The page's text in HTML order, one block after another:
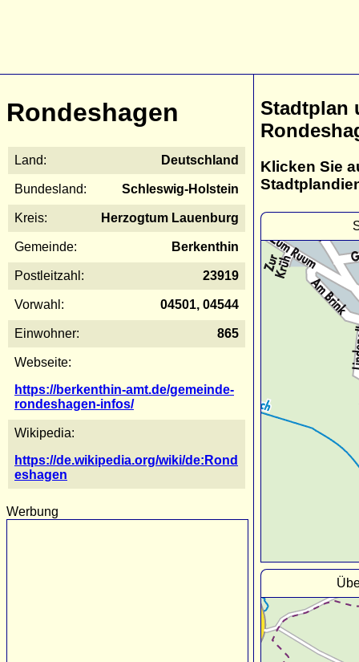
Rondeshagen
Land: Deutschland
Bundesland: Schleswig-Holstein
Kreis: Herzogtum Lauenburg
Gemeinde: Berkenthin
Postleitzahl: 23919
Vorwahl: 04501, 04544
Einwohner: 865
Webseite:
https://berkenthin-amt.de/gemeinde-
rondeshagen-infos/
Wikipedia:
https://de.wikipedia.org/wiki/de:Rond
eshagen
Werbung
Stadtplan
Klicken Sie